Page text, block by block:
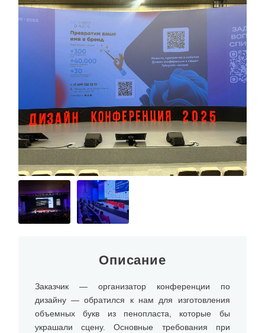
О КОМПАНИИ
Описание
Заказчик — организатор конференции по
дизайну — обратился к нам для изготовления
объемных букв из пенопласта, которые бы
украшали сцену. Основные требования при